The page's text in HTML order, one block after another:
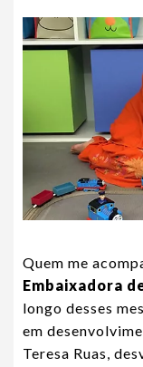
Quem me
Embaixadora
longo desses
em
Teresa Ruas,